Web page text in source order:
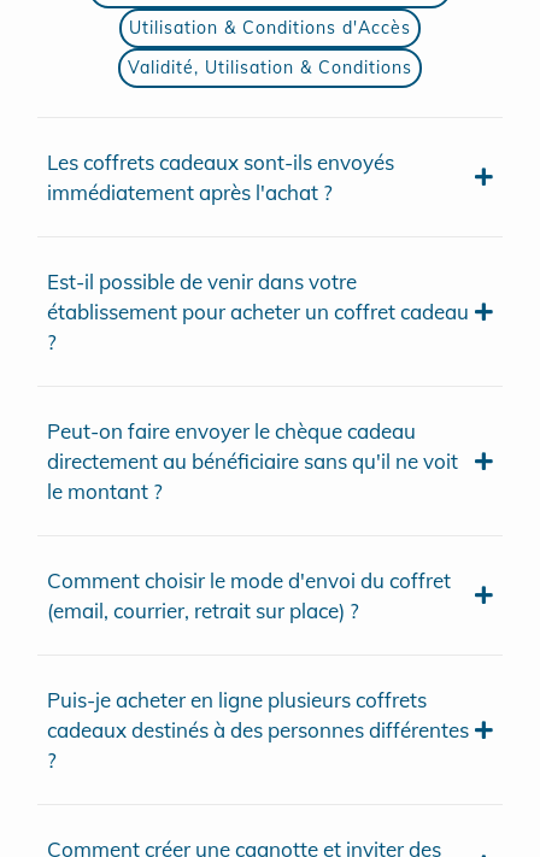
Utilisation & Conditions d'Accès
Validité, Utilisation & Conditions
Les coffrets cadeaux sont-ils envoyés
immédiatement après l'achat ?
Est-il possible de venir dans votre
établissement pour acheter un coffret cadeau
?
Peut-on faire envoyer le chèque cadeau
directement au bénéficiaire sans qu'il ne voit
le montant ?
Comment choisir le mode d'envoi du coffret
(email, courrier, retrait sur place) ?
Puis-je acheter en ligne plusieurs coffrets
cadeaux destinés à des personnes différentes
?
Comment créer une cagnotte et inviter des